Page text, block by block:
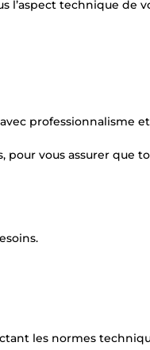
l’aspect technique de
professionnalisme
pour vous assurer que
les normes